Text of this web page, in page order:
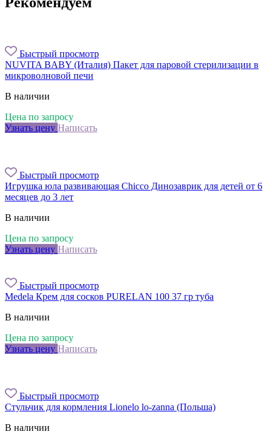
Быстрый просмотр
NUVITA BABY (Италия) Пакет для паровой стерилизации в
микроволновой печи
В наличии
Цена по запросу
Узнать цену Написать
Быстрый просмотр
Игрушка юла развивающая Chicco Динозаврик для детей от 6
месяцев до 3 лет
В наличии
Цена по запросу
Узнать цену Написать
Быстрый просмотр
Medela Крем для сосков PURELAN 100 37 гр туба
В наличии
Цена по запросу
Узнать цену Написать
Быстрый просмотр
Стульчик для кормления Lionelo lo-zanna (Польша)
В наличии